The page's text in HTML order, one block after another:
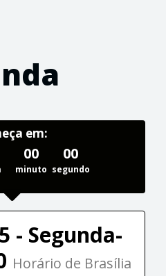
em:
00
minuto
00
segundo
- Segunda-
Horário de Brasília